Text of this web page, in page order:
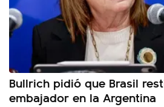
Bullrich pidió que Brasil
embajador en la Argentina